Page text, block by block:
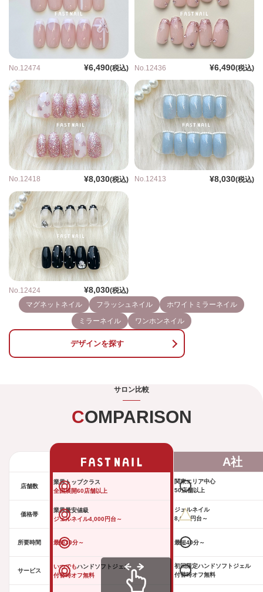
No.12474 ¥6,490(税込) No.12436 ¥6,490(税込)
No.12418 ¥8,030(税込) No.12413 ¥8,030(税込)
No.12424 ¥8,030(税込)
マグネットネイル
フラッシュネイル
ホワイトミラーネイル
ミラーネイル
ワンホンネイル
デザインを探す
サロン比較
COMPARISON
A社
店舗数
業界トップクラス
全国展開60店舗以上
関東エリア中心
50店舗以上
価格帯
業界最安値級
ジェルネイル4,000円台～
ジェルネイル
8,000円台～
所要時間 最短30分～ 最短40分～
サービス
いつでもハンドソフトジェル
付替時オフ無料
初回限定ハンドソフトジェル
付替時オフ無料